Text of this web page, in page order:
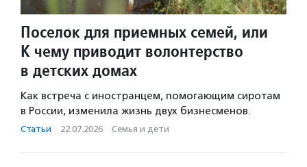
Поселок для приемных семей, или
К чему приводит волонтерство
в детских домах
Как встреча с иностранцем, помогающим сиротам
в России, изменила жизнь двух бизнесменов.
Статьи · 22.07.2026 · Семья и дети